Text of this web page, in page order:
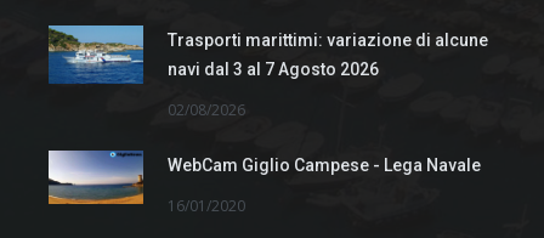
Trasporti marittimi: variazione di alcune
navi dal 3 al 7 Agosto 2026
02/08/2026
WebCam Giglio Campese - Lega Navale
16/01/2020